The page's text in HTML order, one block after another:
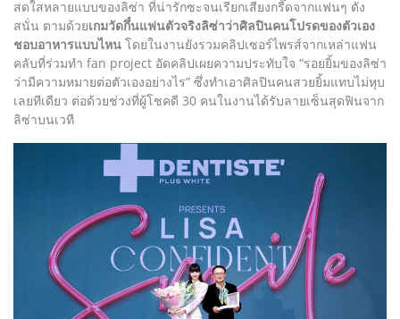
สดใสหลายแบบของลิซ่า ที่น่ารักซะจนเรียกเสียงกรี๊ดจากแฟนๆ ดัง
สนั่น ตามด้วยเกมวัดกึ๋นแฟนตัวจริงลิซ่าว่าศิลปินคนโปรดของตัวเอง
ชอบอาหารแบบไหน โดยในงานยังรวมคลิปเซอร์ไพรส์จากเหล่าแฟน
คลับที่ร่วมทำ fan project อัดคลิปเผยความประทับใจ “รอยยิ้มของลิซ่า
ว่ามีความหมายต่อตัวเองอย่างไร” ซึ่งทำเอาศิลปินคนสวยยิ้มแทบไม่หุบ
เลยทีเดียว ต่อด้วยช่วงที่ผู้โชคดี 30 คนในงานได้รับลายเซ็นสุดฟินจาก
ลิซ่าบนเวที